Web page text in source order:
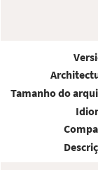
Tamanho do